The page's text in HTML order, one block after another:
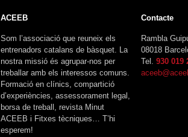
ACEEB
Som l’associació que reuneix els
entrenadors catalans de bàsquet. La
nostra missió és agrupar-nos per
treballar amb els interessos comuns.
Formació en clínics, compartició
d’experiències, assessorament legal,
borsa de treball, revista Minut
ACEEB i Fitxes tècniques… T’hi
esperem!
Contacte
Rambla
08018
Tel.930 019